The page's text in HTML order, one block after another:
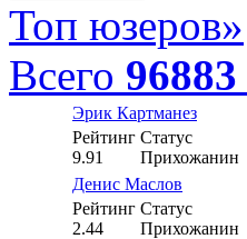
Топ юзеров»
Всего 96883
Эрик Картманез
Рейтинг
9.91
Статус
Прихожанин
Денис Маслов
Рейтинг
2.44
Статус
Прихожанин